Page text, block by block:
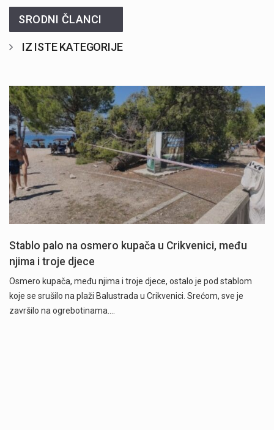
SRODNI ČLANCI
IZ ISTE KATEGORIJE
Stablo palo na osmero kupača u Crikvenici, među
njima i troje djece
Osmero kupača, među njima i troje djece, ostalo je pod stablom
koje se srušilo na plaži Balustrada u Crikvenici. Srećom, sve je
završilo na ogrebotinama.…